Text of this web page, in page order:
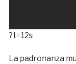
?t=12s
La padronanza